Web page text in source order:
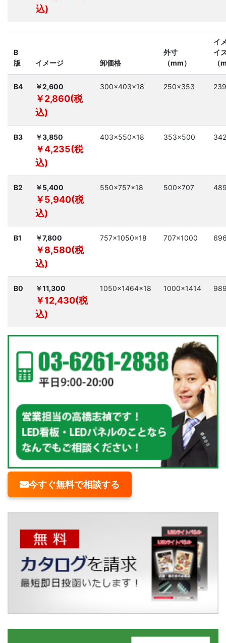
込)
B
版
イメージ 卸価格
外寸
（mm）
イ
イ
（
B4 ￥2,600
￥2,860(税
込)
300×403×18 250×353
B3 ￥3,850
￥4,235(税
込)
403×550×18 353×500
B2 ￥5,400
￥5,940(税
込)
550×757×18 500×707
B1 ￥7,800
￥8,580(税
込)
757×1050×18 707×1000
B0 ￥11,300
￥12,430(税
込)
1050×1464×18 1000×1414
今すぐ無料で相談する